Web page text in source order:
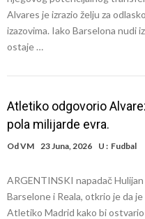
Alvares je izrazio želju za
izazovima. Iako Barselona nudi
ostaje …
Atletiko odgovorio
pola milijarde evra.
OdVM 23 Juna, 2026 U : Fudbal
ARGENTINSKI napadač
Barselone i Reala, otkrio je da
Atletiko Madrid kako bi